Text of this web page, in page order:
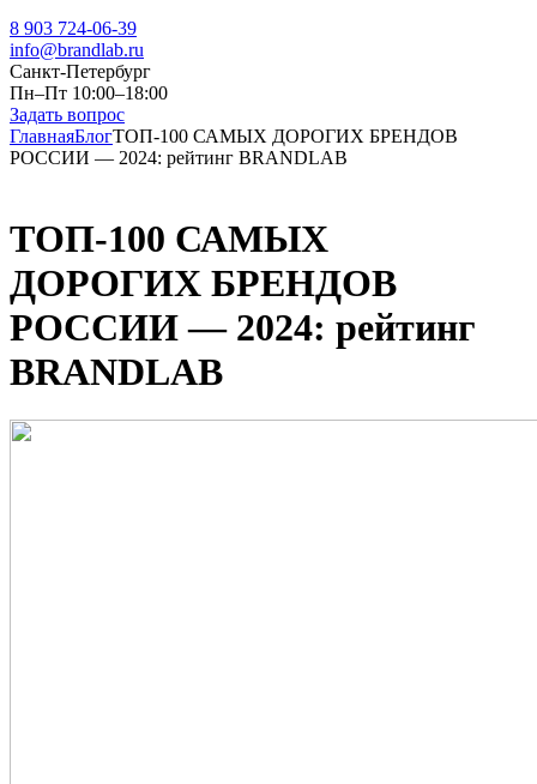
8 903 724-06-39
info@brandlab.ru
Санкт-Петербург
Пн–Пт 10:00–18:00
Задать вопрос
ГлавнаяБлогТОП-100 САМЫХ ДОРОГИХ БРЕНДОВ
РОССИИ — 2024: рейтинг BRANDLAB
ТОП-100 САМЫХ
ДОРОГИХ БРЕНДОВ
РОССИИ — 2024: рейтинг
BRANDLAB